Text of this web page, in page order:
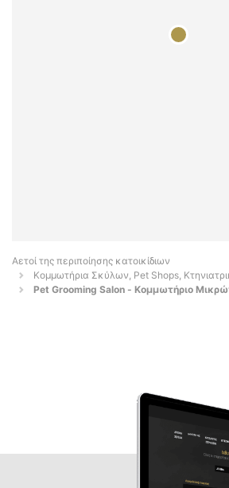
Αετοί της περιποίησης κατοικίδιων
Κομμωτήρια Σκύλων, Pet Shops,
Pet Grooming Salon - Κομμωτήριο